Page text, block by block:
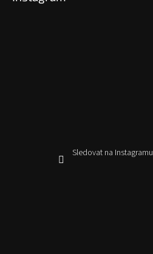
Sledovat na Instagramu